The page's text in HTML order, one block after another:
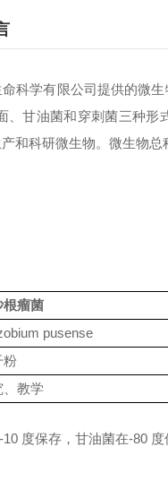
科学有限公司提供的微
、甘油菌和穿刺菌三种
和科研微生物。微生物总
根瘤菌
pusense
粉
、教学
度保存，甘油菌在-80 度